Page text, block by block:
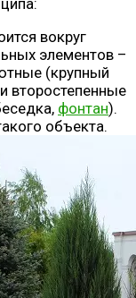
вокруг
элементов –
(крупный
второстепенные
фонтан).
объекта.